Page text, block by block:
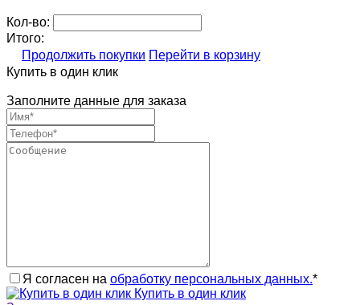
Кол-во:
Итого:
Продолжить покупки Перейти в корзину
Купить в один клик
Заполните данные для заказа
Я согласен на обработку персональных данных.*
Купить в один клик